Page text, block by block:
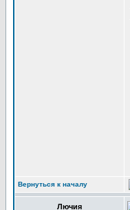
Вернуться к началу
Лючия